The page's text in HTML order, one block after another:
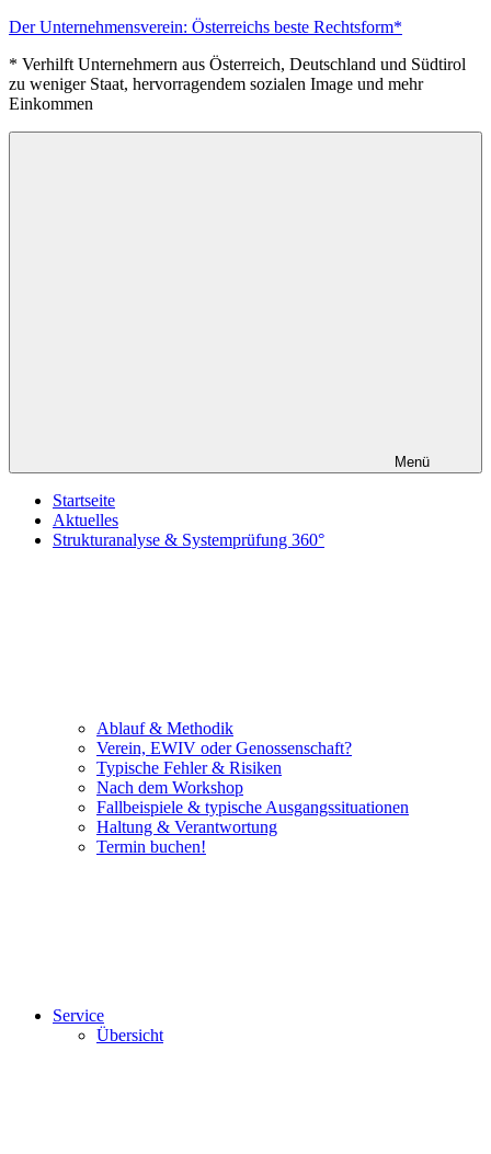
Zum
springen
Der Unternehmensverein: Österreichs beste Rechtsform*
* Verhilft Unternehmern aus Österreich, Deutschland und Südtirol
zu weniger Staat, hervorragendem sozialen Image und mehr
Einkommen
Menü
Startseite
Aktuelles
Strukturanalyse & Systemprüfung 360°
Ablauf & Methodik
Verein, EWIV oder Genossenschaft?
Typische Fehler & Risiken
Nach dem Workshop
Fallbeispiele & typische Ausgangssituationen
Haltung & Verantwortung
Termin buchen!
Service
Übersicht